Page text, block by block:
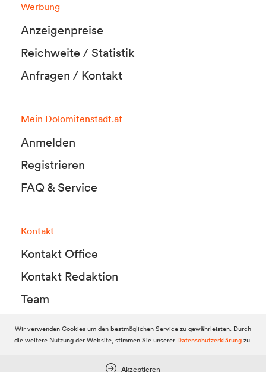
Werbung
Anzeigenpreise
Reichweite / Statistik
Anfragen / Kontakt
Mein Dolomitenstadt.at
Anmelden
Registrieren
FAQ & Service
Kontakt
Kontakt Office
Kontakt Redaktion
Team
© 2010-2026 Dolomitenstadt.at
Wir verwenden Cookies um den bestmöglichen Service zu gewährleisten. Durch
die weitere Nutzung der Website, stimmen Sie unserer Datenschutzerklärungzu.
Akzeptieren